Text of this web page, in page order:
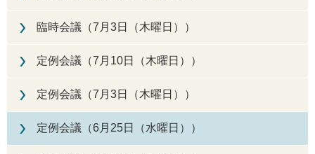
臨時会議（7月3日（木曜日））
定例会議（7月10日（木曜日））
定例会議（7月3日（木曜日））
定例会議（6月25日（水曜日））